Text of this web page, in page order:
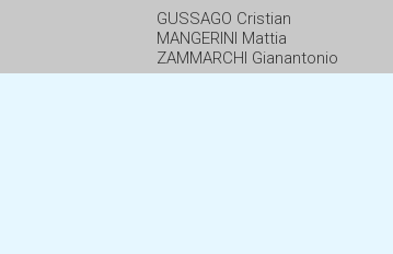
GUSSAGO Cristian
MANGERINI Mattia
ZAMMARCHI Gianantonio